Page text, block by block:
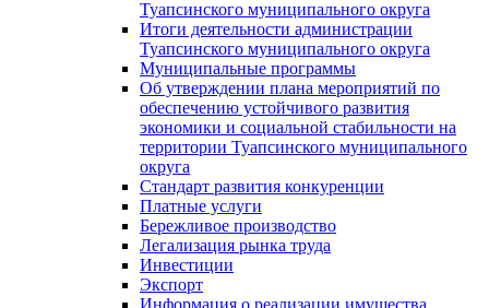
Туапсинского муниципального округа
Итоги деятельности администрации
Туапсинского муниципального округа
Муниципальные программы
Об утверждении плана мероприятий по
обеспечению устойчивого развития
экономики и социальной стабильности на
территории Туапсинского муниципального
округа
Стандарт развития конкуренции
Платные услуги
Бережливое производство
Легализация рынка труда
Инвестиции
Экспорт
Информация о реализации имущества